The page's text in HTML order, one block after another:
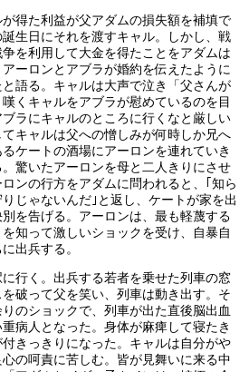
得た利益が父アダムの損失額を補填で
生日にそれを渡すキャル。しかし、戦
を利用して大金を得たことをアダムは
ーロンとアブラが婚約を伝えたように
語る。キャルは大声で泣き「父さんが
くキャルをアブラが慰めているのを目
ラにキャルのところに行くなと厳しい
キャルは父への憎しみが何時しか兄へ
ケートの酒場にアーロンを連れていき
驚いたアーロンを母と二人きりにさせ
ンの行方をアダムに問われると、｢知ら
じゃないんだ｣と返し、ケートが家を出
を告げる。アーロンは、最も軽蔑する
知って激しいショックを受け、自暴自
出兵する。
行く。出兵する若者を乗せた列車の窓
破って父を笑い、列車は動き出す。そ
のショックで、列車が出た直後脳出血
病人となった。身体が麻痺して寝たき
きっきりになった。キャルは自分がや
の呵責に苦しむ。皆が見舞いに来る中